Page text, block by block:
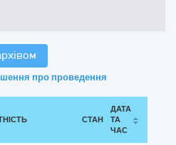
про проведення
СТАН
ДАТА
ТА
ЧАС